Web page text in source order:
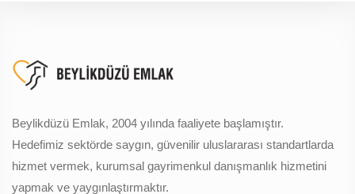
Beylikdüzü Emlak, 2004 yılında faaliyete başlamıştır.
Hedefimiz sektörde saygın, güvenilir uluslararası standartlarda
hizmet vermek, kurumsal gayrimenkul danışmanlık hizmetini
yapmak ve yaygınlaştırmaktır.